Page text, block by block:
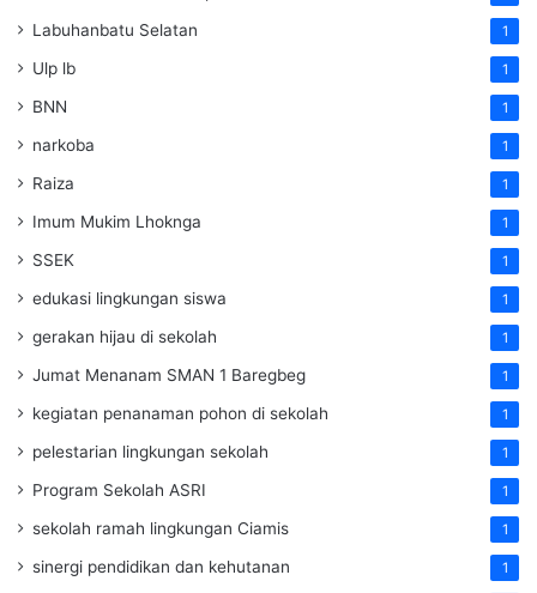
Labuhanbatu Selatan 1
Ulp lb 1
BNN 1
narkoba 1
Raiza 1
Imum Mukim Lhoknga 1
SSEK 1
edukasi lingkungan siswa 1
gerakan hijau di sekolah 1
Jumat Menanam SMAN 1 Baregbeg 1
kegiatan penanaman pohon di sekolah 1
pelestarian lingkungan sekolah 1
Program Sekolah ASRI 1
sekolah ramah lingkungan Ciamis 1
sinergi pendidikan dan kehutanan 1